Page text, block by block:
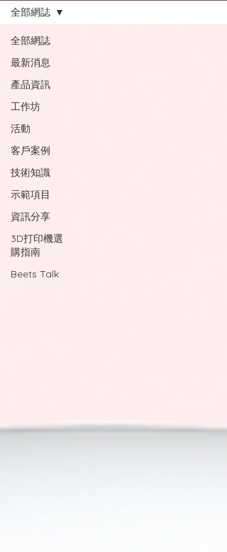
全部網誌
最新消息
產品資訊
工作坊
活動
客戶案例
技術知識
示範項目
資訊分享
3D打印機選
購指南
Beets Talk
全部網誌